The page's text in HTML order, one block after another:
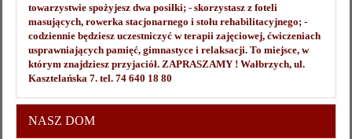
towarzystwie spożyjesz dwa posiłki; - skorzystasz z foteli
masujących, rowerka stacjonarnego i stołu rehabilitacyjnego; -
codziennie będziesz uczestniczyć w terapii zajęciowej, ćwiczeniach
usprawniających pamięć, gimnastyce i relaksacji. To miejsce, w
którym znajdziesz przyjaciół. ZAPRASZAMY ! Wałbrzych, ul.
Kasztelańska 7. tel. 74 640 18 80
NASZ DOM